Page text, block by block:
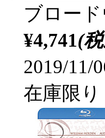
ブロー
¥4,741(
2019/11/
在庫限り